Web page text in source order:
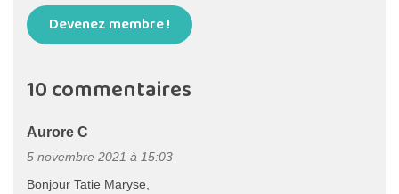
Devenez membre !
10 commentaires
Aurore C
5 novembre 2021 à 15:03
Bonjour Tatie Maryse,